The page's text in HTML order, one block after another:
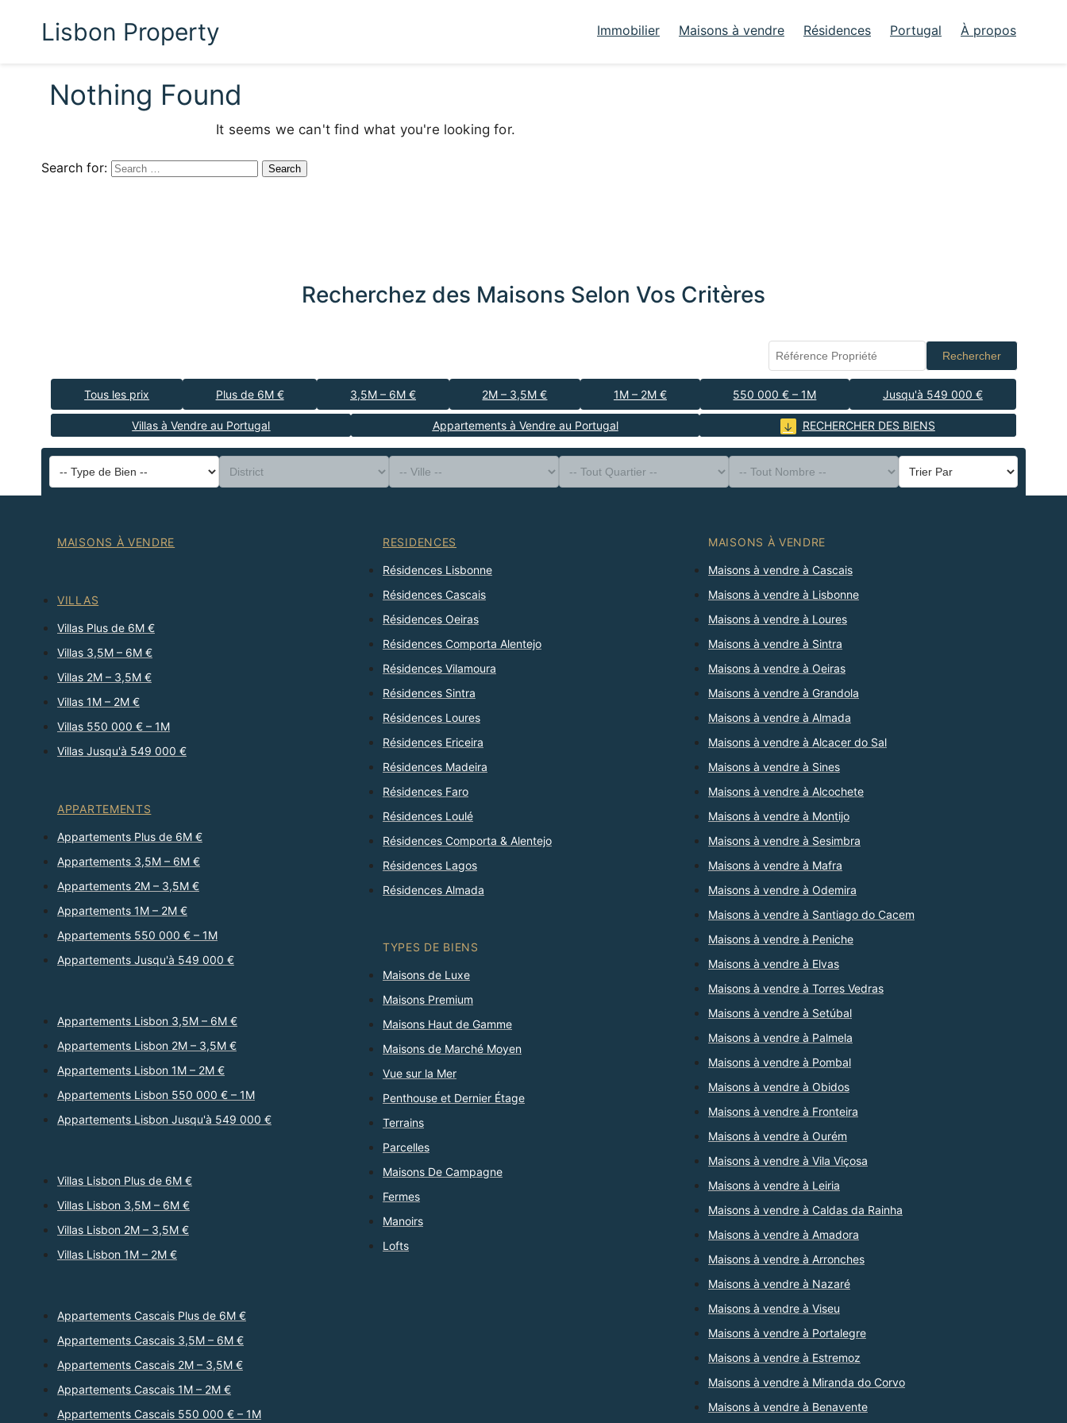
Lisbon Property Immobilier Maisons à vendre Résidences Portugal À propos
Nothing Found
It seems we can't find what you're looking for.
Search for:
Recherchez des Maisons Selon Vos Critères
Rechercher
Tous les prix Plus de 6M € 3,5M – 6M € 2M – 3,5M € 1M – 2M € 550 000 € – 1M Jusqu'à 549 000 €
Villas à Vendre au Portugal Appartements à Vendre au Portugal RECHERCHER DES BIENS
-- Type de Bien --
District
-- Ville --
-- Tout Quartier --
-- Tout Nombre --
Trier Par
MAISONS À VENDRE
VILLAS
Villas Plus de 6M €
Villas 3,5M – 6M €
Villas 2M – 3,5M €
Villas 1M – 2M €
Villas 550 000 € – 1M
Villas Jusqu'à 549 000 €
APPARTEMENTS
Appartements Plus de 6M €
Appartements 3,5M – 6M €
Appartements 2M – 3,5M €
Appartements 1M – 2M €
Appartements 550 000 € – 1M
Appartements Jusqu'à 549 000 €
Appartements Lisbon 3,5M – 6M €
Appartements Lisbon 2M – 3,5M €
Appartements Lisbon 1M – 2M €
Appartements Lisbon 550 000 € – 1M
Appartements Lisbon Jusqu'à 549 000 €
Villas Lisbon Plus de 6M €
Villas Lisbon 3,5M – 6M €
Villas Lisbon 2M – 3,5M €
Villas Lisbon 1M – 2M €
Appartements Cascais Plus de 6M €
Appartements Cascais 3,5M – 6M €
Appartements Cascais 2M – 3,5M €
Appartements Cascais 1M – 2M €
Appartements Cascais 550 000 € – 1M
RESIDENCES
Résidences Lisbonne
Résidences Cascais
Résidences Oeiras
Résidences Comporta Alentejo
Résidences Vilamoura
Résidences Sintra
Résidences Loures
Résidences Ericeira
Résidences Madeira
Résidences Faro
Résidences Loulé
Résidences Comporta & Alentejo
Résidences Lagos
Résidences Almada
TYPES DE BIENS
Maisons de Luxe
Maisons Premium
Maisons Haut de Gamme
Maisons de Marché Moyen
Vue sur la Mer
Penthouse et Dernier Étage
Terrains
Parcelles
Maisons De Campagne
Fermes
Manoirs
Lofts
MAISONS À VENDRE
Maisons à vendre à Cascais
Maisons à vendre à Lisbonne
Maisons à vendre à Loures
Maisons à vendre à Sintra
Maisons à vendre à Oeiras
Maisons à vendre à Grandola
Maisons à vendre à Almada
Maisons à vendre à Alcacer do Sal
Maisons à vendre à Sines
Maisons à vendre à Alcochete
Maisons à vendre à Montijo
Maisons à vendre à Sesimbra
Maisons à vendre à Mafra
Maisons à vendre à Odemira
Maisons à vendre à Santiago do Cacem
Maisons à vendre à Peniche
Maisons à vendre à Elvas
Maisons à vendre à Torres Vedras
Maisons à vendre à Setúbal
Maisons à vendre à Palmela
Maisons à vendre à Pombal
Maisons à vendre à Obidos
Maisons à vendre à Fronteira
Maisons à vendre à Ourém
Maisons à vendre à Vila Viçosa
Maisons à vendre à Leiria
Maisons à vendre à Caldas da Rainha
Maisons à vendre à Amadora
Maisons à vendre à Arronches
Maisons à vendre à Nazaré
Maisons à vendre à Viseu
Maisons à vendre à Portalegre
Maisons à vendre à Estremoz
Maisons à vendre à Miranda do Corvo
Maisons à vendre à Benavente